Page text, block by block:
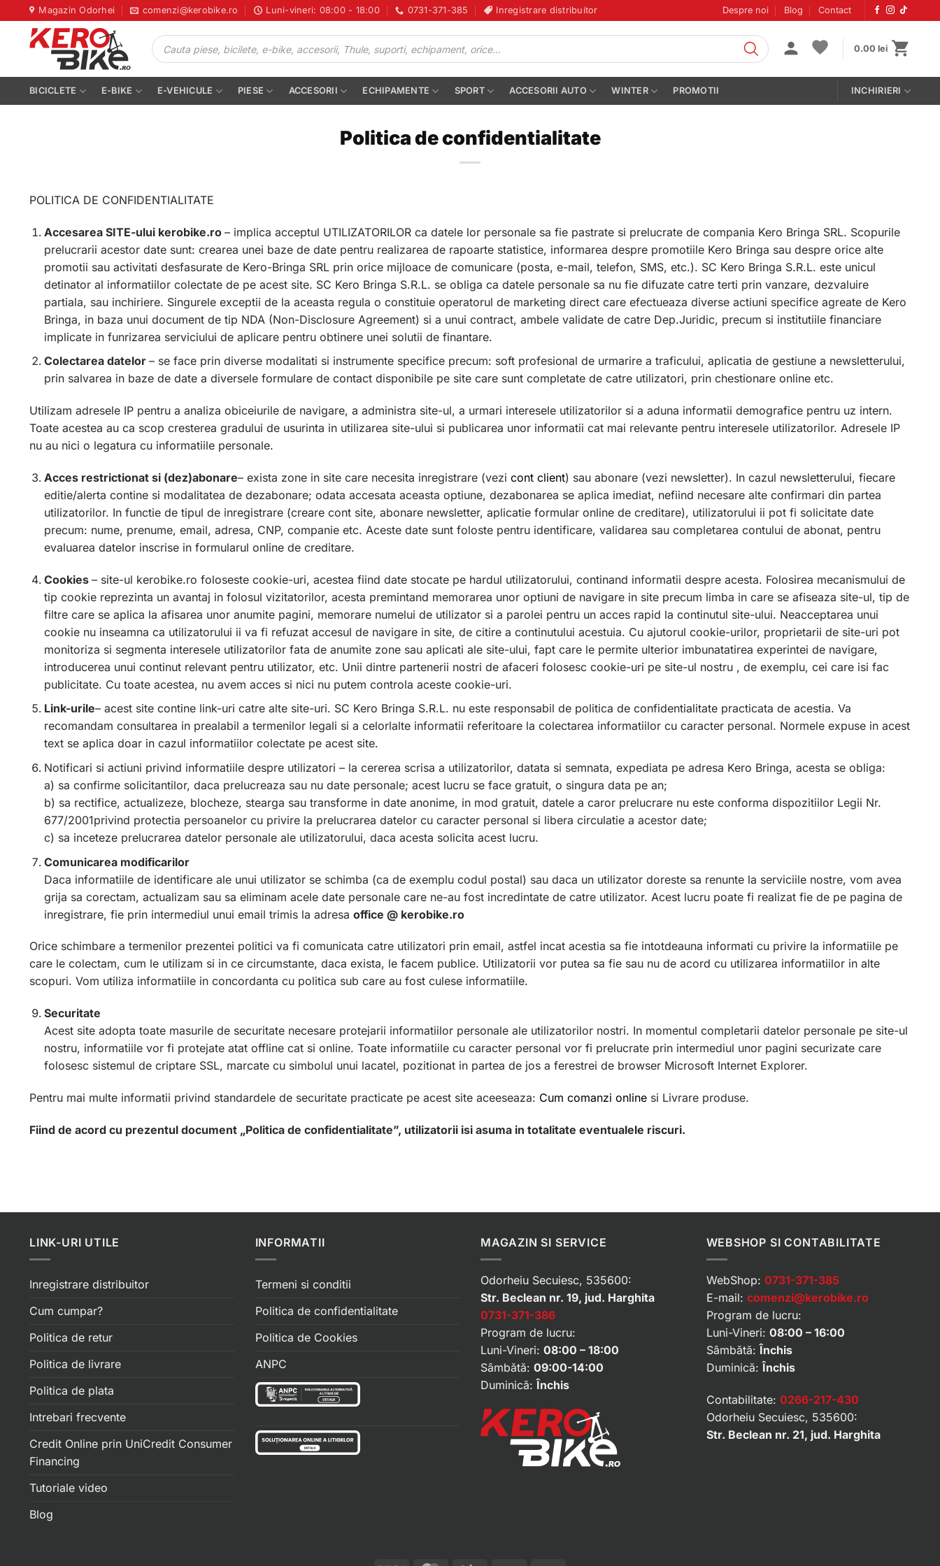
to
content
Magazin Odorhei comenzi@kerobike.ro Luni-vineri: 08:00 - 18:00 0731-371-385 Inregistrare distribuitor Despre noi Blog Contact
Products
search
0.00 lei
BICICLETE E-BIKE E-VEHICULE PIESE ACCESORII ECHIPAMENTE SPORT ACCESORII AUTO WINTER PROMOTII INCHIRIERI
Politica de confidentialitate
POLITICA DE CONFIDENTIALITATE
Accesarea SITE-ului kerobike.ro – implica acceptul UTILIZATORILOR ca datele lor personale sa fie pastrate si prelucrate de compania Kero Bringa SRL. Scopurile
prelucrarii acestor date sunt: crearea unei baze de date pentru realizarea de rapoarte statistice, informarea despre promotiile Kero Bringa sau despre orice alte
promotii sau activitati desfasurate de Kero-Bringa SRL prin orice mijloace de comunicare (posta, e-mail, telefon, SMS, etc.). SC Kero Bringa S.R.L. este unicul
detinator al informatiilor colectate de pe acest site. SC Kero Bringa S.R.L. se obliga ca datele personale sa nu fie difuzate catre terti prin vanzare, dezvaluire
partiala, sau inchiriere. Singurele exceptii de la aceasta regula o constituie operatorul de marketing direct care efectueaza diverse actiuni specifice agreate de Kero
Bringa, in baza unui document de tip NDA (Non-Disclosure Agreement) si a unui contract, ambele validate de catre Dep.Juridic, precum si institutiile financiare
implicate in funrizarea serviciului de aplicare pentru obtinere unei solutii de finantare.
Colectarea datelor – se face prin diverse modalitati si instrumente specifice precum: soft profesional de urmarire a traficului, aplicatia de gestiune a newsletterului,
prin salvarea in baze de date a diversele formulare de contact disponibile pe site care sunt completate de catre utilizatori, prin chestionare online etc.
Utilizam adresele IP pentru a analiza obiceiurile de navigare, a administra site-ul, a urmari interesele utilizatorilor si a aduna informatii demografice pentru uz intern.
Toate acestea au ca scop cresterea gradului de usurinta in utilizarea site-ului si publicarea unor informatii cat mai relevante pentru interesele utilizatorilor. Adresele IP
nu au nici o legatura cu informatiile personale.
Acces restrictionat si (dez)abonare– exista zone in site care necesita inregistrare (vezi cont client) sau abonare (vezi newsletter). In cazul newsletterului, fiecare
editie/alerta contine si modalitatea de dezabonare; odata accesata aceasta optiune, dezabonarea se aplica imediat, nefiind necesare alte confirmari din partea
utilizatorilor. In functie de tipul de inregistrare (creare cont site, abonare newsletter, aplicatie formular online de creditare), utilizatorului ii pot fi solicitate date
precum: nume, prenume, email, adresa, CNP, companie etc. Aceste date sunt foloste pentru identificare, validarea sau completarea contului de abonat, pentru
evaluarea datelor inscrise in formularul online de creditare.
Cookies – site-ul kerobike.ro foloseste cookie-uri, acestea fiind date stocate pe hardul utilizatorului, continand informatii despre acesta. Folosirea mecanismului de
tip cookie reprezinta un avantaj in folosul vizitatorilor, acesta premintand memorarea unor optiuni de navigare in site precum limba in care se afiseaza site-ul, tip de
filtre care se aplica la afisarea unor anumite pagini, memorare numelui de utilizator si a parolei pentru un acces rapid la continutul site-ului. Neacceptarea unui
cookie nu inseamna ca utilizatorului ii va fi refuzat accesul de navigare in site, de citire a continutului acestuia. Cu ajutorul cookie-urilor, proprietarii de site-uri pot
monitoriza si segmenta interesele utilizatorilor fata de anumite zone sau aplicati ale site-ului, fapt care le permite ulterior imbunatatirea experintei de navigare,
introducerea unui continut relevant pentru utilizator, etc. Unii dintre partenerii nostri de afaceri folosesc cookie-uri pe site-ul nostru , de exemplu, cei care isi fac
publicitate. Cu toate acestea, nu avem acces si nici nu putem controla aceste cookie-uri.
Link-urile– acest site contine link-uri catre alte site-uri. SC Kero Bringa S.R.L. nu este responsabil de politica de confidentialitate practicata de acestia. Va
recomandam consultarea in prealabil a termenilor legali si a celorlalte informatii referitoare la colectarea informatiilor cu caracter personal. Normele expuse in acest
text se aplica doar in cazul informatiilor colectate pe acest site.
Notificari si actiuni privind informatiile despre utilizatori – la cererea scrisa a utilizatorilor, datata si semnata, expediata pe adresa Kero Bringa, acesta se obliga:
a) sa confirme solicitantilor, daca prelucreaza sau nu date personale; acest lucru se face gratuit, o singura data pe an;
b) sa rectifice, actualizeze, blocheze, stearga sau transforme in date anonime, in mod gratuit, datele a caror prelucrare nu este conforma dispozitiilor Legii Nr.
677/2001privind protectia persoanelor cu privire la prelucrarea datelor cu caracter personal si libera circulatie a acestor date;
c) sa inceteze prelucrarea datelor personale ale utilizatorului, daca acesta solicita acest lucru.
Comunicarea modificarilor
Daca informatiile de identificare ale unui utilizator se schimba (ca de exemplu codul postal) sau daca un utilizator doreste sa renunte la serviciile nostre, vom avea
grija sa corectam, actualizam sau sa eliminam acele date personale care ne-au fost incredintate de catre utilizator. Acest lucru poate fi realizat fie de pe pagina de
inregistrare, fie prin intermediul unui email trimis la adresa office @ kerobike.ro
Orice schimbare a termenilor prezentei politici va fi comunicata catre utilizatori prin email, astfel incat acestia sa fie intotdeauna informati cu privire la informatiile pe
care le colectam, cum le utilizam si in ce circumstante, daca exista, le facem publice. Utilizatorii vor putea sa fie sau nu de acord cu utilizarea informatiilor in alte
scopuri. Vom utiliza informatiile in concordanta cu politica sub care au fost culese informatiile.
Securitate
Acest site adopta toate masurile de securitate necesare protejarii informatiilor personale ale utilizatorilor nostri. In momentul completarii datelor personale pe site-ul
nostru, informatiile vor fi protejate atat offline cat si online. Toate informatiile cu caracter personal vor fi prelucrate prin intermediul unor pagini securizate care
folosesc sistemul de criptare SSL, marcate cu simbolul unui lacatel, pozitionat in partea de jos a ferestrei de browser Microsoft Internet Explorer.
Pentru mai multe informatii privind standardele de securitate practicate pe acest site aceeseaza: Cum comanzi online si Livrare produse.
Fiind de acord cu prezentul document „Politica de confidentialitate”, utilizatorii isi asuma in totalitate eventualele riscuri.
LINK-URI UTILE
Inregistrare distribuitor
Cum cumpar?
Politica de retur
Politica de livrare
Politica de plata
Intrebari frecvente
Credit Online prin UniCredit Consumer
Financing
Tutoriale video
Blog
INFORMATII
Termeni si conditii
Politica de confidentialitate
Politica de Cookies
ANPC
MAGAZIN SI SERVICE
Odorheiu Secuiesc, 535600:
Str. Beclean nr. 19, jud. Harghita
0731-371-386
Program de lucru:
Luni-Vineri: 08:00 – 18:00
Sâmbătă: 09:00-14:00
Duminică: Închis
WEBSHOP SI CONTABILITATE
WebShop: 0731-371-385
E-mail: comenzi@kerobike.ro
Program de lucru:
Luni-Vineri: 08:00 – 16:00
Sâmbătă: Închis
Duminică: Închis
Contabilitate: 0266-217-430
Odorheiu Secuiesc, 535600:
Str. Beclean nr. 21, jud. Harghita